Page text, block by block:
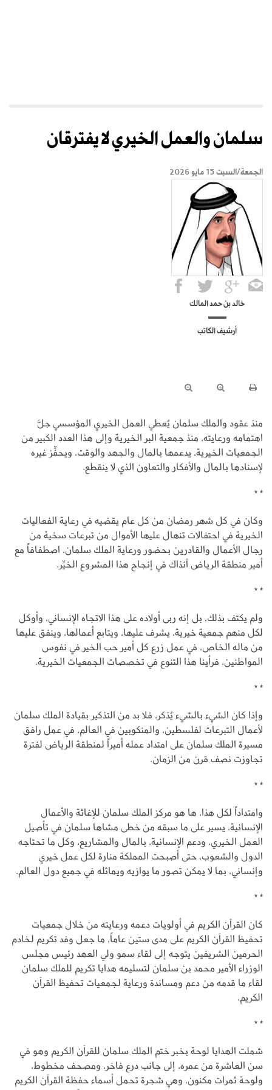
سلمان والعمل الخيري لا يفترقان
الجمعة/السبت 15 مايو 2026
خالد بن حمد المالك
أرشيف الكاتب
منذ عقود والملك سلمان يُعطي العمل الخيري المؤسسي جلَّ
اهتمامه ورعايته، منذ جمعية البر الخيرية وإلى هذا العدد الكبير من
الجمعيات الخيرية، يدعمها بالمال والجهد والوقت، ويحفِّز غيره
لإسنادها بالمال والأفكار والتعاون الذي لا ينقطع.
* *
وكان في كل شهر رمضان من كل عام يقضيه في رعاية الفعاليات
الخيرية في احتفالات تنهال عليها الأموال من تبرعات سخية من
رجال الأعمال والقادرين بحضور ورعاية الملك سلمان، اصطفافاً مع
أمير منطقة الرياض آنذاك في إنجاح هذا المشروع الخيِّر.
* *
ولم يكتف بذلك، بل إنه ربى أولاده على هذا الاتجاه الإنساني، وأوكل
لكل منهم جمعية خيرية، يشرف عليها، ويتابع أعمالها، وينفق عليها
من ماله الخاص، في عمل زرع كل أمير حب الخير في نفوس
المواطنين، فرأينا هذا التنوع في تخصصات الجمعيات الخيرية.
* *
وإذا كان الشيء بالشيء يُذكر، فلا بد من التذكير بقيادة الملك سلمان
لأعمال التبرعات لفلسطين، والمنكوبين في العالم، في عمل رافق
مسيرة الملك سلمان على امتداد عمله أميراً لمنطقة الرياض لفترة
تجاوزت نصف قرن من الزمان.
* *
وامتداداً لكل هذا، ها هو مركز الملك سلمان للإغاثة والأعمال
الإنسانية، يسير على ما سبقه من خطى مشاها سلمان في تأصيل
العمل الخيري، ودعم الإنسانية، بالمال والمشاريع، وكل ما تحتاجه
الدول والشعوب، حتى أصبحت المملكة منارة لكل عمل خيري
وإنساني، بما لا يمكن تصور ما يوازيه ويماثله في جميع دول العالم.
* *
كان القرآن الكريم في أولويات دعمه ورعايته من خلال جمعيات
تحفيظ القرآن الكريم على مدى ستين عاماً، ما جعل وفد تكريم لخادم
الحرمين الشريفين يتوجه إلى لقاء سمو ولي العهد رئيس مجلس
الوزراء الأمير محمد بن سلمان لتسليمه هدايا تكريم للملك سلمان
لقاء ما قدمه من دعم ومساندة ورعاية لجمعيات تحفيظ القرآن
الكريم.
* *
شملت الهدايا لوحة بخبر ختم الملك سلمان للقرآن الكريم وهو في
سن العاشرة من عمره، إلى جانب درع فاخر، ومصحف مخطوط،
ولوحة ثمرات مكنون، وهي شجرة تحمل أسماء حفظة القرآن الكريم